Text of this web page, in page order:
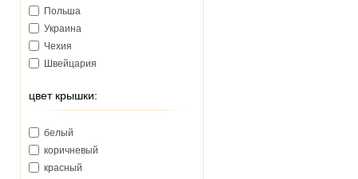
Польша
Украина
Чехия
Швейцария
цвет крышки:
белый
коричневый
красный